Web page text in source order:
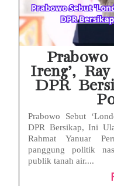
Ireng’,
DPR
Prabowo Sebut
DPR Bersikap, Ini
Rahmat Yanuar
panggung politik
publik tanah air....